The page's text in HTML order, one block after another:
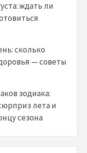
ждать ли
сколько
— советы
зодиака:
лета и
сезона